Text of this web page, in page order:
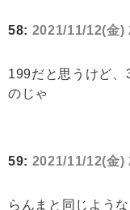
58: 2021/11/12(金
199だと思うけど
のじゃ
59: 2021/11/12(金)
らんまと同じよう